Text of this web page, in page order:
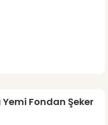
Yemi Fondan Şeker